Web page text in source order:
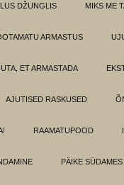
DŽUNGLIS MIKS ME
ARMASTUS
ET ARMASTADA
AJUTISED RASKUSED
RAAMATUPOOD
PÄIKE SÜDAMES